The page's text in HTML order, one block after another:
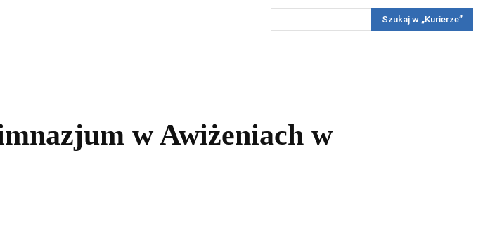
Reportaż KonkursyWięcej
Szukaj w „Kurierze”
w Awiżeniach w